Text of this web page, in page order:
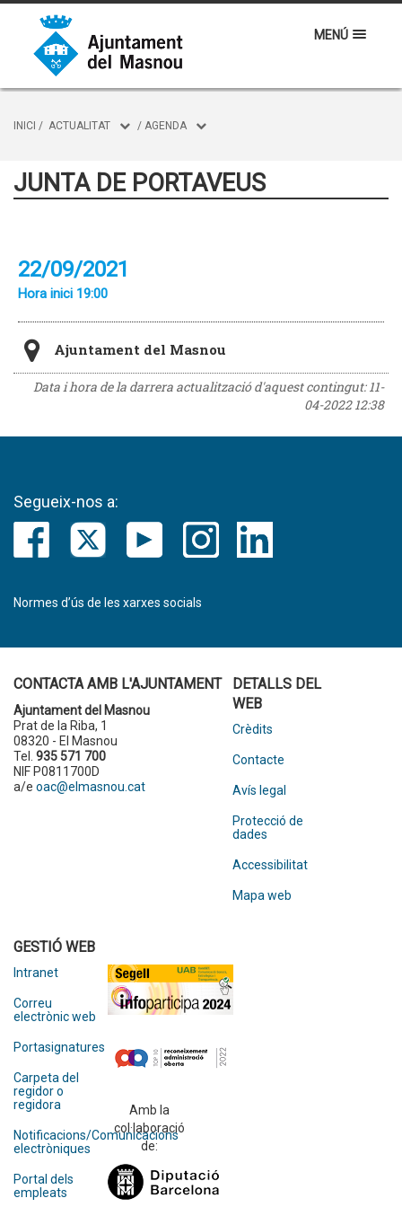
MENÚ
INICI / ACTUALITAT / AGENDA
JUNTA DE PORTAVEUS
22/09/2021
Hora inici 19:00
Ajuntament del Masnou
Data i hora de la darrera actualització d'aquest contingut:11-
04-2022 12:38
Segueix-nos a:
Normes d’ús de les xarxes socials
CONTACTA AMB L'AJUNTAMENT
Ajuntament del Masnou
Prat de la Riba, 1
08320 - El Masnou
Tel. 935 571 700
NIF P0811700D
a/e oac@elmasnou.cat
DETALLS DEL
WEB
Crèdits
Contacte
Avís legal
Protecció de
dades
Accessibilitat
Mapa web
GESTIÓ WEB
Intranet
Correu
electrònic web
Portasignatures
Carpeta del
regidor o
regidora
Notificacions/Comunicacions
electròniques
Portal dels
empleats
Amb la
col·laboració
de: